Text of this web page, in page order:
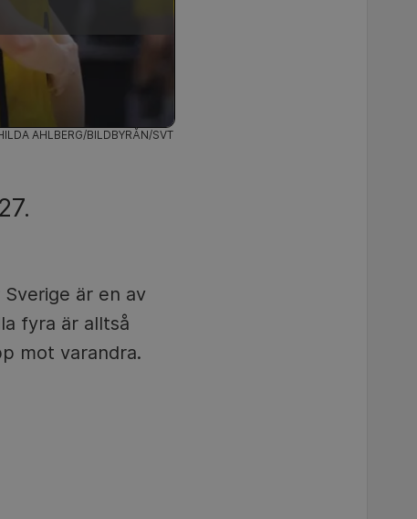
är en av
fyra är alltså
mot varandra.
AHLBERG/BILDBYRÅN/SVT